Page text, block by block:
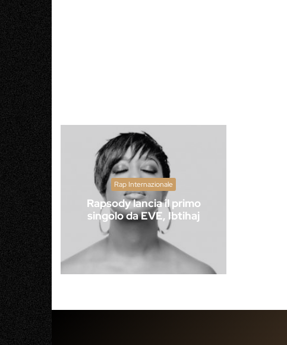
Rap Internazionale
Rapsody lancia il primo
singolo da EVE, Ibtihaj